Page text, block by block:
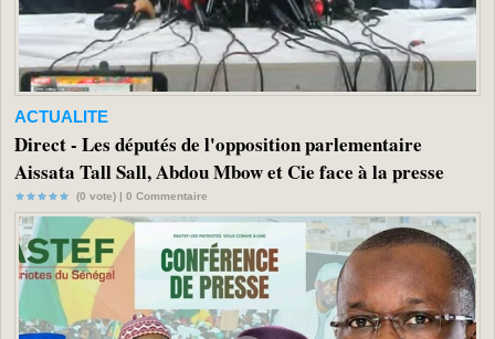
ACTUALITE
Direct - Les députés de l'opposition parlementaire
Aissata Tall Sall, Abdou Mbow et Cie face à la presse
(0 vote) | 0 Commentaire